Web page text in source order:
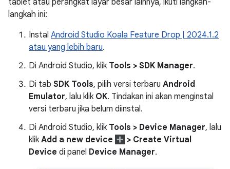
tablet atau perangkat layar besar lainnya, ikuti langkah-
langkah ini:
Instal Android Studio Koala Feature Drop | 2024.1.2
atau yang lebih baru.
Di Android Studio, klik Tools > SDK Manager.
Di tab SDK Tools, pilih versi terbaru Android
Emulator, lalu klik OK. Tindakan ini akan menginstal
versi terbaru jika belum diinstal.
Di Android Studio, klik Tools > Device Manager, lalu
klik Add a new device
> Create Virtual
Device di panel Device Manager.